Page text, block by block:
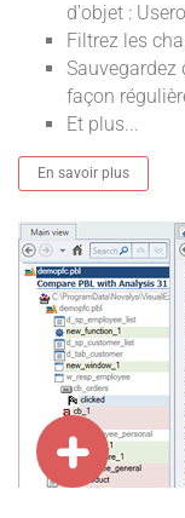
d'objet :
Filtrez les
Sauvegardez
façon
Et plus...
En savoir plus